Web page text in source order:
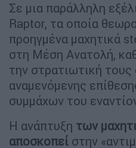
Σε μια παράλληλη
Raptor, τα οποία
προηγμένα μαχητικά
στη Μέση Ανατολή,
την στρατιωτική
αναμενόμενης
συμμάχων του
Η ανάπτυξη των
αποσκοπεί στην